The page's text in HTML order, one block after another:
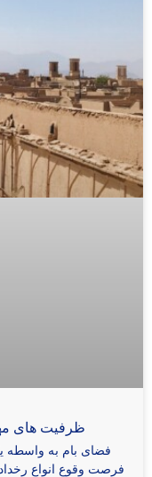
ظرفیت های
فضای بام به واسطه
فرصت وقوع انواع